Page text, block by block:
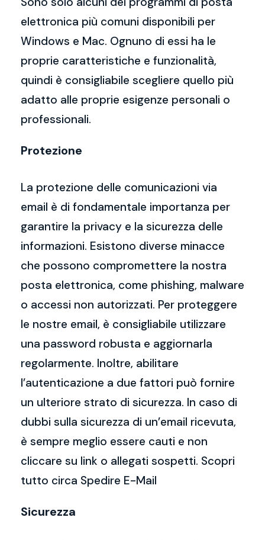
elettronica più comuni disponibili per
Windows e Mac. Ognuno di essi ha le
proprie caratteristiche e funzionalità,
quindi è consigliabile scegliere quello più
adatto alle proprie esigenze personali o
professionali.
Protezione
La protezione delle comunicazioni via
email è di fondamentale importanza per
garantire la privacy e la sicurezza delle
informazioni. Esistono diverse minacce
che possono compromettere la nostra
posta elettronica, come phishing, malware
o accessi non autorizzati. Per proteggere
le nostre email, è consigliabile utilizzare
una password robusta e aggiornarla
regolarmente. Inoltre, abilitare
l’autenticazione a due fattori può fornire
un ulteriore strato di sicurezza. In caso di
dubbi sulla sicurezza di un’email ricevuta,
è sempre meglio essere cauti e non
cliccare su link o allegati sospetti. Scopri
tutto circa Spedire E-Mail
Sicurezza